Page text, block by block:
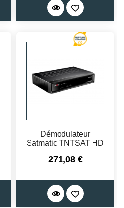
Démodulateur
Satmatic TNTSAT HD
Prix
271,08 €